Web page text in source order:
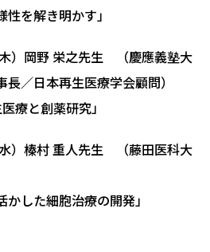
性を解き明かす」
）岡野 栄之先生 （慶應義塾大
／日本再生医療学会顧問）
療と創薬研究」
）榛村 重人先生 （藤田医科大
かした細胞治療の開発」